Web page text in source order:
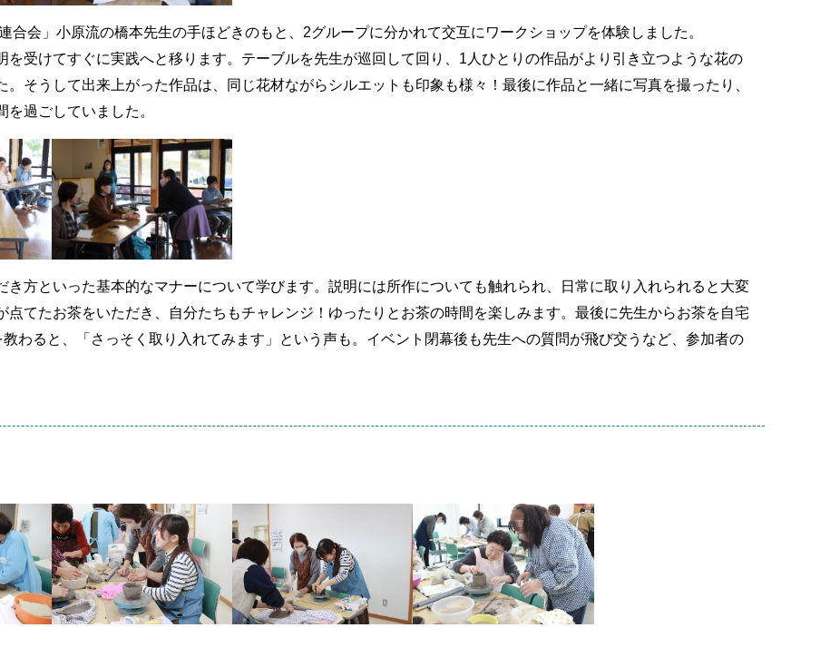
合会」小原流の橋本先生の手ほどきのもと、 2グループに分かれて交互にワークショップを体験しました。
受けてすぐに実践へと移ります。テーブルを先生が巡回して回り、 1 人ひとりの作品がより引き立つような花の
そうして出来上がった作品は、同じ花材ながらシルエットも印象も様々！最後に作品と一緒に写真を撮ったり、
過ごしていました。
方といった基本的なマナーについて学びます。説明には所作についても触れられ、日常に取り入れられると大変
てたお茶をいただき、自分たちもチャレンジ！ゆったりとお茶の時間を楽しみます。最後に先生からお茶を自宅
教わると、「さっそく取り入れてみます」という声も。イベント閉幕後も先生への質問が飛び交うなど、参加者の